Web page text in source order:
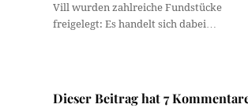
Vill wurden zahlreiche Fundstücke
freigelegt: Es handelt sich dabei…
Dieser Beitrag hat 7